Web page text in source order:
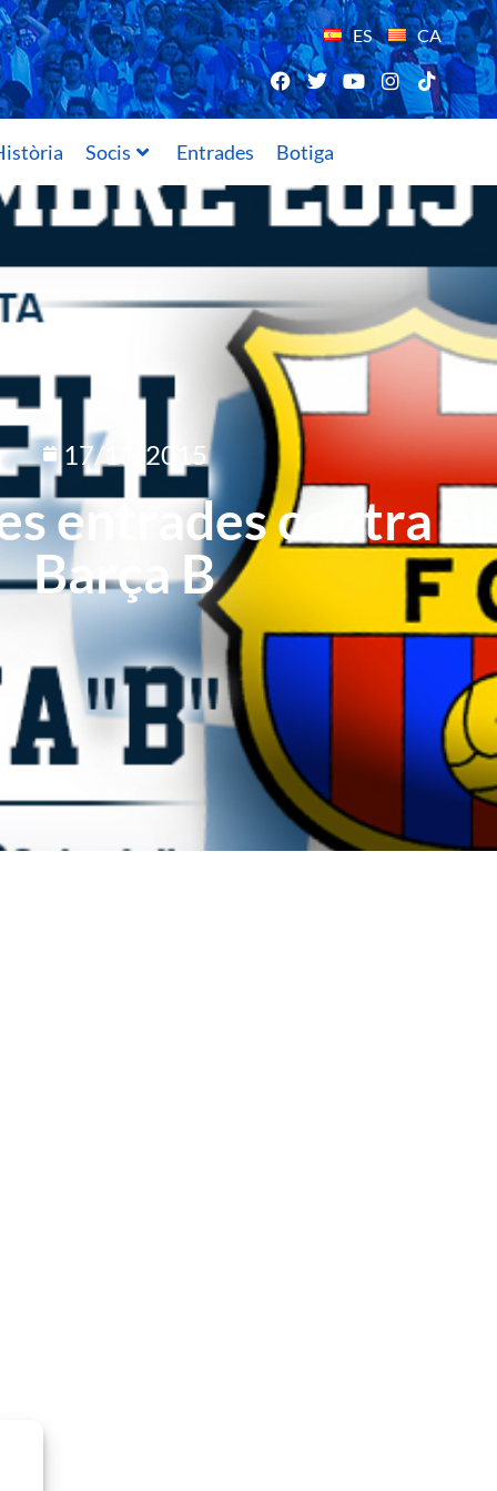
ES CA
Socis Entrades Botiga
17/11/2015
entrades contra el
Barça B